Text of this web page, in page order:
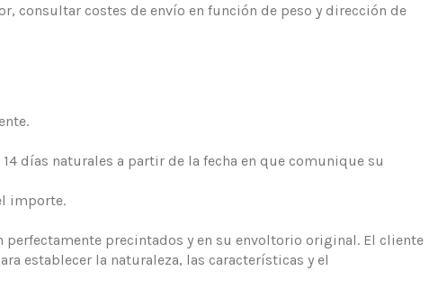
consultar costes de envío en función de peso y dirección de
días naturales a partir de la fecha en que comunique su
importe.
precintados y en su envoltorio original. El cliente
establecer la naturaleza, las características y el